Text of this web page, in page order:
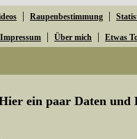
| Raupenbestimmung |
| Über mich | Etwas
ein paar Daten und